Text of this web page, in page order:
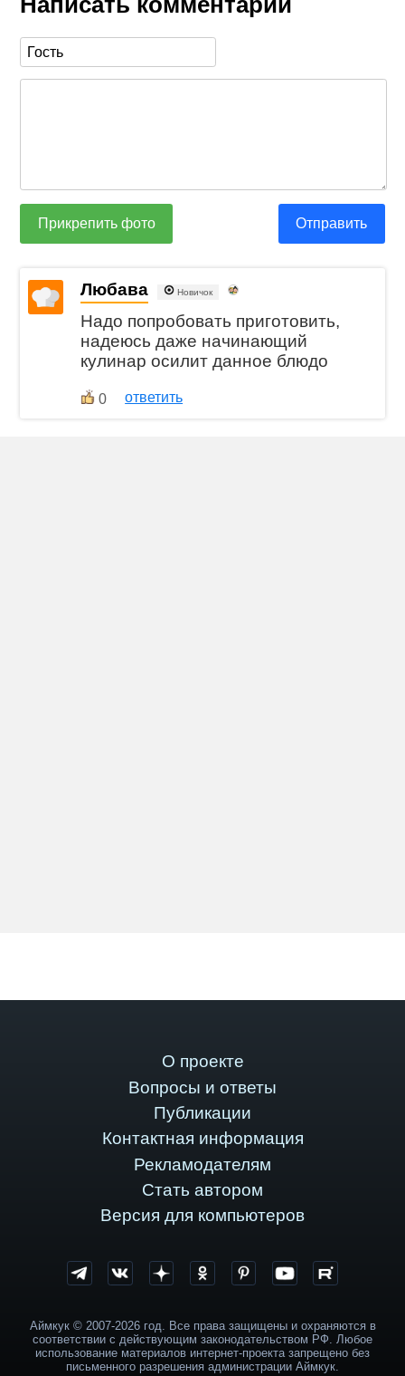
Прикрепить фото Отправить
Любава Новичок
Надо попробовать приготовить,
надеюсь даже начинающий
кулинар осилит данное блюдо
0 ответить
О проекте
Вопросы и ответы
Публикации
Контактная информация
Рекламодателям
Стать автором
Версия для компьютеров
Аймкук © 2007-2026 год. Все права защищены и охраняются в
соответствии с действующим законодательством РФ. Любое
использование материалов интернет-проекта запрещено без
письменного разрешения администрации Аймкук.